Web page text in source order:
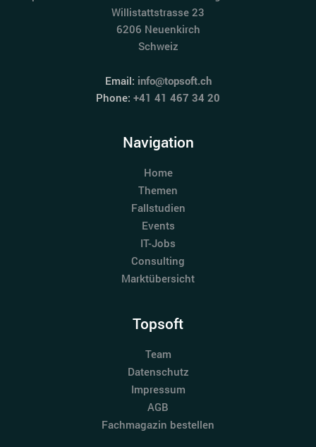
Willistattstrasse 23
6206 Neuenkirch
Schweiz
Email: info@topsoft.ch
Phone: +41 41 467 34 20
Navigation
Home
Themen
Fallstudien
Events
IT-Jobs
Consulting
Marktübersicht
Topsoft
Team
Datenschutz
Impressum
AGB
Fachmagazin bestellen